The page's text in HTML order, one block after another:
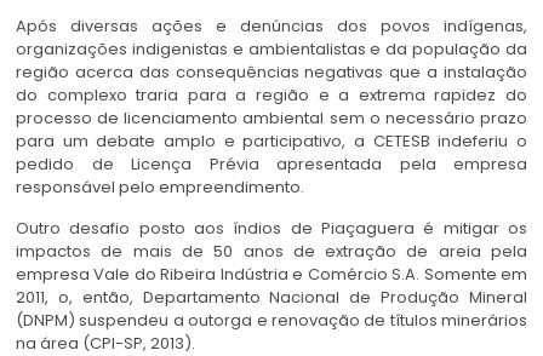
Após diversas ações e denúncias dos povos indígenas,
organizações indigenistas e ambientalistas e da população da
região acerca das consequências negativas que a instalação
do complexo traria para a região e a extrema rapidez do
processo de licenciamento ambiental sem o necessário prazo
para um debate amplo e participativo, a CETESB indeferiu o
pedido de Licença Prévia apresentada pela empresa
responsável pelo empreendimento.
Outro desafio posto aos índios de Piaçaguera é mitigar os
impactos de mais de 50 anos de extração de areia pela
empresa Vale do Ribeira Indústria e Comércio S.A. Somente em
2011, o, então, Departamento Nacional de Produção Mineral
(DNPM) suspendeu a outorga e renovação de títulos minerários
na área (CPI-SP, 2013).